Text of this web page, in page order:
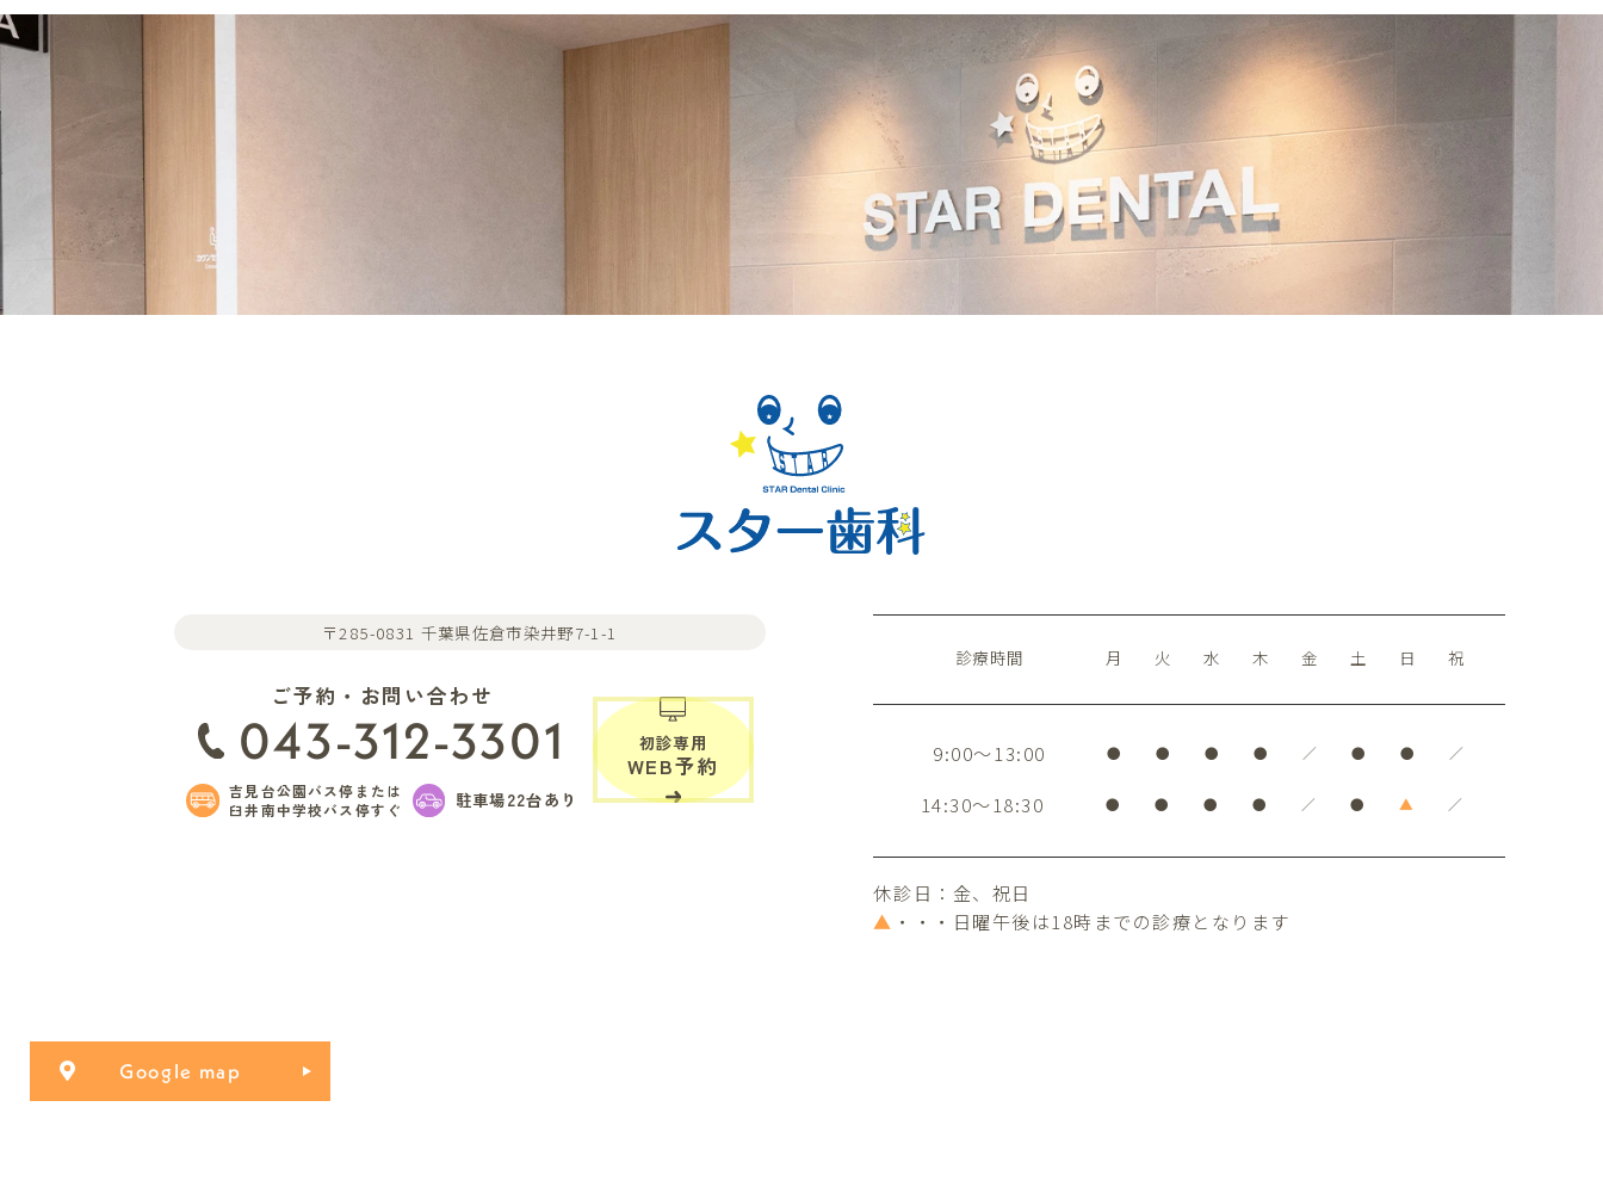
〒285-0831 千葉県佐倉市染井野7-1-1
ご予約・お問い合わせ
043-312-3301
吉見台公園バス停または
臼井南中学校バス停すぐ
駐車場22台あり
初診専用
WEB予約
診療時間 月 火 水 木 金 土 日 祝
9:00～13:00 ● ● ● ● ／ ● ● ／
14:30～18:30 ● ● ● ● ／ ● ▲ ／
休診日：金、祝日
▲ ・・・日曜午後は18時までの診療となります
Google map